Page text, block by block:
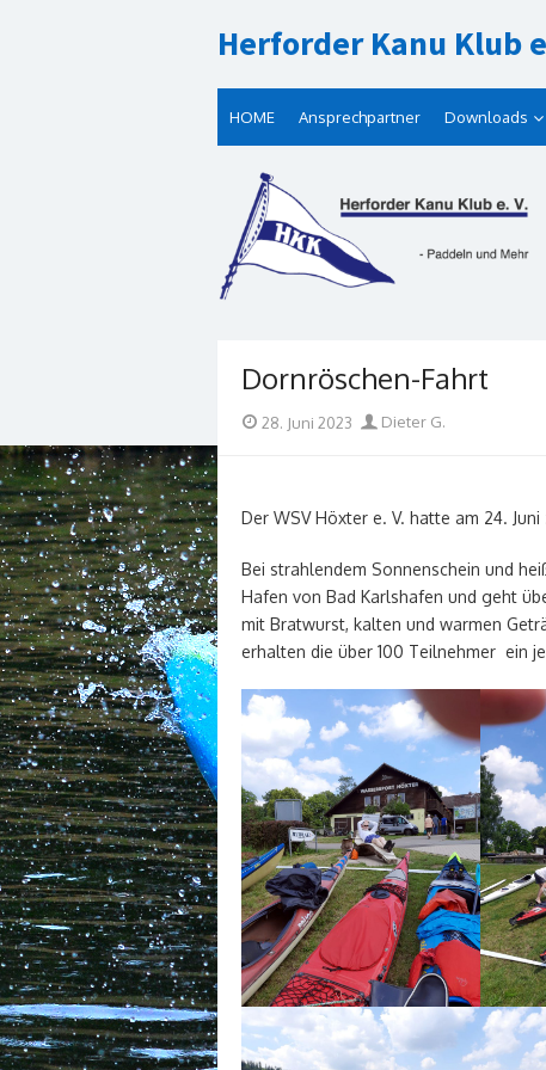
to
Herforder Kanu Klub
HOME Ansprechpartner Downloads
Dornröschen-Fahrt
Posted
28. Juni 2023 Author
Dieter G.
Der WSV Höxter e. V. hatte am 24.
Bei strahlendem Sonnenschein und
Hafen von Bad Karlshafen und geht
mit Bratwurst, kalten und warmen
erhalten die über 100 Teilnehmer ein